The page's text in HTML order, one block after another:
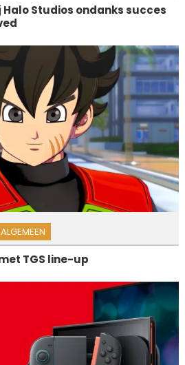
Studios ondanks succes
ALGEMEEN
TGS line-up